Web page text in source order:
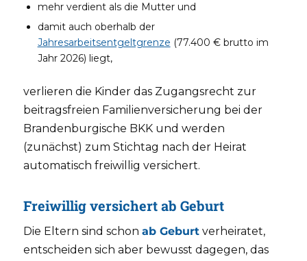
mehr verdient als die Mutter und
damit auch oberhalb der
Jahresarbeitsentgeltgrenze (77.400 € brutto im
Jahr 2026) liegt,
verlieren die Kinder das Zugangsrecht zur
beitragsfreien Familienversicherung bei der
Brandenburgische BKK und werden
(zunächst) zum Stichtag nach der Heirat
automatisch freiwillig versichert.
Freiwillig versichert ab Geburt
Die Eltern sind schon ab Geburtverheiratet,
entscheiden sich aber bewusst dagegen, das